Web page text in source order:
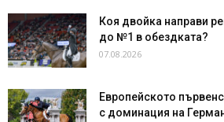
Коя двойка направи
до №1 в обездката?
07.08.2026
Европейското
с доминация на